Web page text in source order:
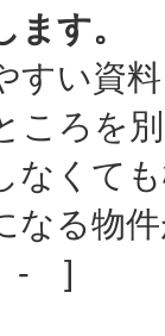
ます。
すい資
ころを
なくて
なる物
- ]